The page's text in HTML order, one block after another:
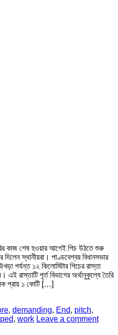
কাজ শেষ হওয়ার আগেই পিচ উঠতে শুরু
স্থানীয়রা। পাণ্ডবেশ্বর বিধানসভার
পর্যন্ত ১২ কিলোমিটার পিচের রাস্তা
এই রাস্তাটি পূর্ত বিভাগের অর্থানুকুল্যে তৈরি
প্রায় ১ কোটি […]
, demanding, End, pitch,
, work Leave a comment